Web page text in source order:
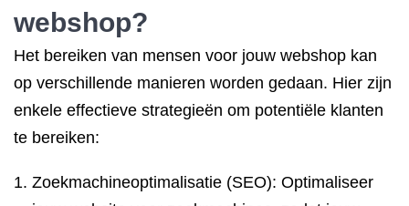
webshop?
Het bereiken van mensen voor jouw webshop kan
op verschillende manieren worden gedaan. Hier zijn
enkele effectieve strategieën om potentiële klanten
te bereiken:
Zoekmachineoptimalisatie (SEO): Optimaliseer